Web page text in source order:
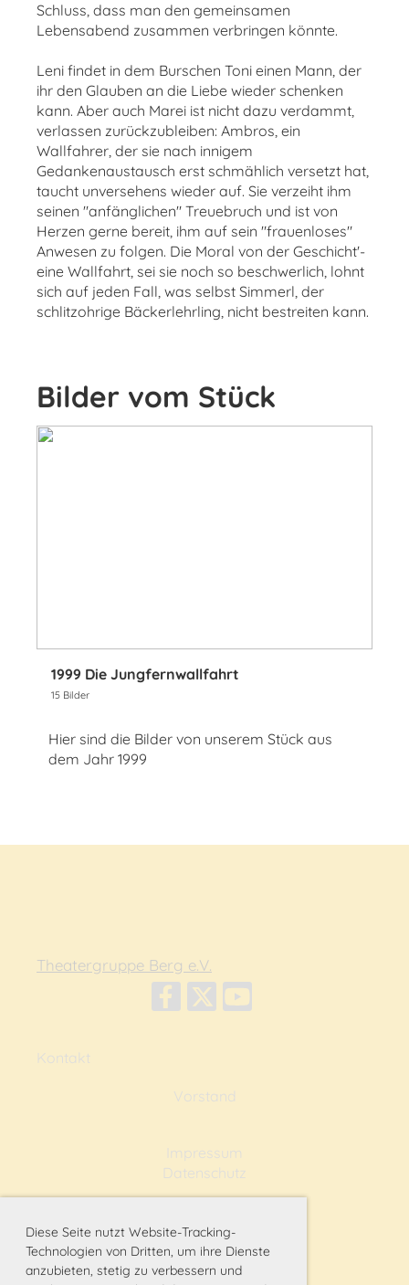
Diese Seite nutzt Website-Tracking-
Technologien von Dritten, um ihre Dienste
anzubieten, stetig zu verbessern und
Schluss, dass man den gemeinsamen
Lebensabend zusammen verbringen könnte.
Leni findet in dem Burschen Toni einen Mann, der
ihr den Glauben an die Liebe wieder schenken
kann. Aber auch Marei ist nicht dazu verdammt,
verlassen zurückzubleiben: Ambros, ein
Wallfahrer, der sie nach innigem
Gedankenaustausch erst schmählich versetzt hat,
taucht unversehens wieder auf. Sie verzeiht ihm
seinen "anfänglichen" Treuebruch und ist von
Herzen gerne bereit, ihm auf sein "frauenloses"
Anwesen zu folgen. Die Moral von der Geschicht'-
eine Wallfahrt, sei sie noch so beschwerlich, lohnt
sich auf jeden Fall, was selbst Simmerl, der
schlitzohrige Bäckerlehrling, nicht bestreiten kann.
Bilder vom Stück
1999 Die Jungfernwallfahrt
15 Bilder
Hier sind die Bilder von unserem Stück aus
dem Jahr 1999
Theatergruppe Berg e.V.
Kontakt
Vorstand
Impressum
Datenschutz